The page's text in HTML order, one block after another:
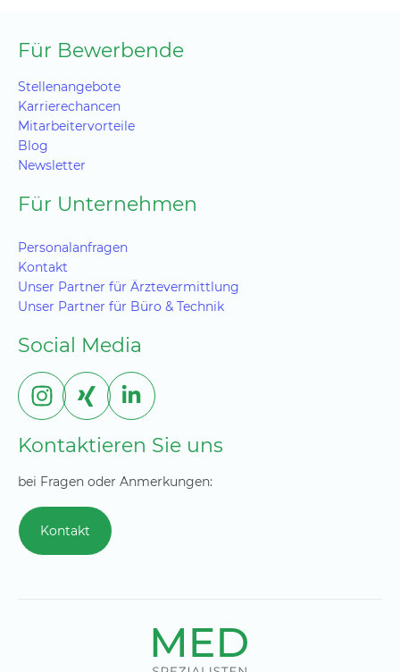
Für Bewerbende
Stellenangebote
Karrierechancen
Mitarbeitervorteile
Blog
Newsletter
Für Unternehmen
Personalanfragen
Kontakt
Unser Partner für Ärztevermittlung
Unser Partner für Büro & Technik
Social Media
Kontaktieren Sie uns
bei Fragen oder Anmerkungen:
Kontakt